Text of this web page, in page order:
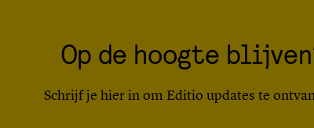
Op de hoogte
Schrijf je hier in om Editio updates te